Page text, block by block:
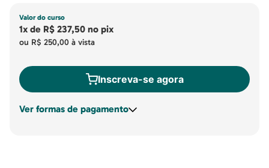
Valor do curso
1x de R$ 237,50 no pix
ou R$ 250,00 à vista
Inscreva-se agora
Ver formas de pagamento